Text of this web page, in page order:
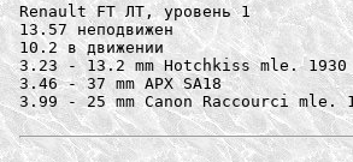
Renault FT ЛТ, уровень 1
13.57 неподвижен
10.2 в движении
3.23 - 13.2 mm Hotchkiss mle. 1930
3.46 - 37 mm APX SA18
3.99 - 25 mm Canon Raccourci mle.